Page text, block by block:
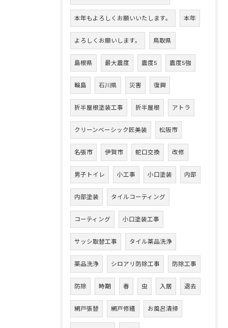
本年もよろしくお願いいたします。 本年
よろしくお願いします。 鳥取県
島根県 最大震度 震度5 震度5強
輪島 石川県 災害 復興
折半屋根塗装工事 折半屋根 アトラ
クリーンベーシック匠美装 松阪市
名張市 伊賀市 蛇口交換 改修
男子トイレ 小工事 小口塗装 内部
内部塗装 タイルコーティング
コーティング 小口塗装工事
サッシ取替工事 タイル薬品洗浄
薬品洗浄 シロアリ防除工事 防除工事
防除 時期 春 虫 入居 退去
網戸張替 網戸修繕 お風呂清掃